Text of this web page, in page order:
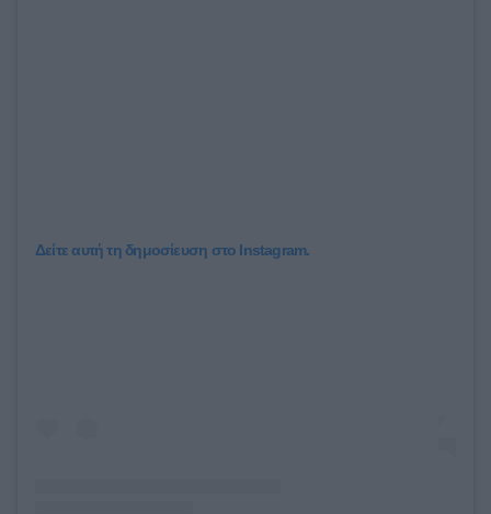
Δείτε αυτή τη δημοσίευση στο Instagram.